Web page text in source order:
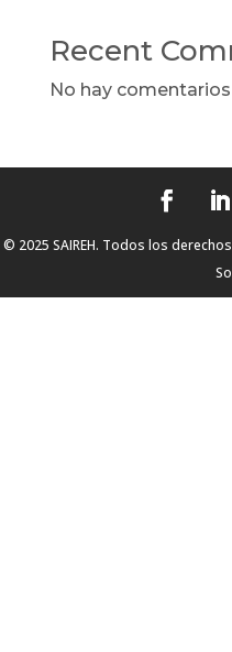
Recent
No hay
© 2025 SAIREH. Todos los